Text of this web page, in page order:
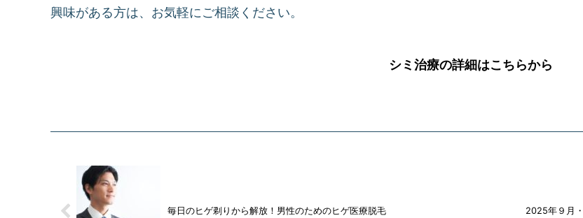
興味がある方は、お気軽にご相談ください。
シミ治療の詳細はこちらから
毎日のヒゲ剃りから解放！男性のためのヒゲ医療脱毛 2025年９月